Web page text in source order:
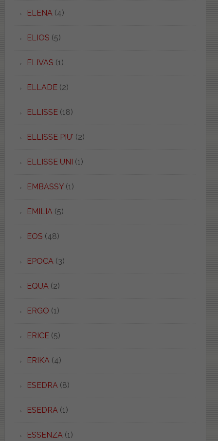
ELENA (4)
ELIOS (5)
ELIVAS (1)
ELLADE(2)
ELLISSE(18)
ELLISSE PIU' (2)
ELLISSE UNI (1)
EMBASSY(1)
EMILIA (5)
EOS (48)
EPOCA (3)
EQUA (2)
ERGO (1)
ERICE(5)
ERIKA (4)
ESEDRA (8)
ESEDRA (1)
ESSENZA (1)